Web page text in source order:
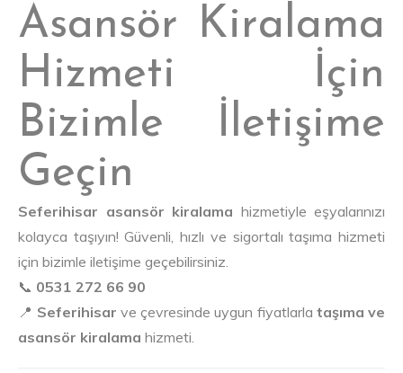
Asansör Kiralama
Hizmeti İçin
Bizimle İletişime
Geçin
Seferihisar asansör kiralama hizmetiyle eşyalarınızı
kolayca taşıyın! Güvenli, hızlı ve sigortalı taşıma hizmeti
için bizimle iletişime geçebilirsiniz.
📞 0531 272 66 90
📍 Seferihisar ve çevresinde uygun fiyatlarla taşıma ve
asansör kiralama hizmeti.